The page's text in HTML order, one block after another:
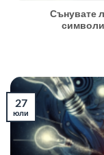
Сънувате
27
юли